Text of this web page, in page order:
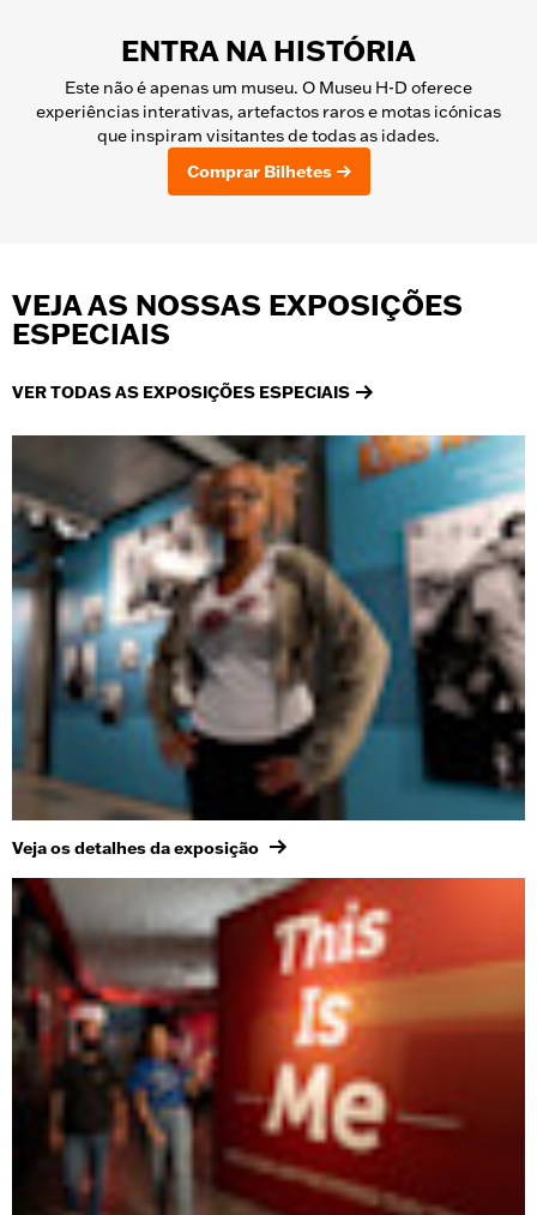
ENTRA NA HISTÓRIA
Este não é apenas um museu. O Museu H-D oferece
experiências interativas, artefactos raros e motas icónicas
que inspiram visitantes de todas as idades.
Comprar Bilhetes
VEJA AS NOSSAS EXPOSIÇÕES
ESPECIAIS
VER TODAS AS EXPOSIÇÕES ESPECIAIS
Veja os detalhes da exposição